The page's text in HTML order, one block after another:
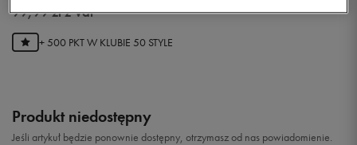
99,99złz Vat
+ 500 PKT W KLUBIE 50 STYLE
Produkt niedostępny
Jeśli artykuł będzie ponownie dostępny, otrzymasz od nas powiadomienie.